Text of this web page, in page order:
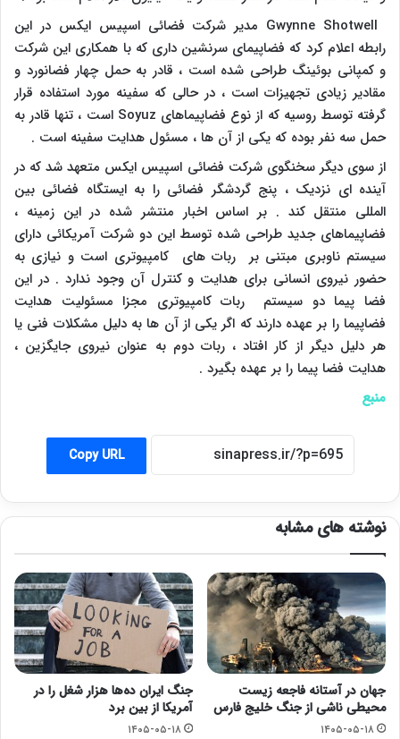
Gwynne Shotwell مدیر شرکت فضائی اسپیس ایکس در این
رابطه اعلام کرد که فضاپیمای سرنشین داری که با همکاری این شرکت
و کمپانی بوئینگ طراحی شده است ، قادر به حمل چهار فضانورد و
مقادیر زیادی تجهیزات است ، در حالی که سفینه مورد استفاده قرار
گرفته توسط روسیه که از نوع فضاپیماهای Soyuz است ، تنها قادر به
حمل سه نفر بوده که یکی از آن ها ، مسئول هدایت سفینه است .
از سوی دیگر سخنگوی شرکت فضائی اسپیس ایکس متعهد شد که در
آینده ای نزدیک ، پنج گردشگر فضائی را به ایستگاه فضائی بین
المللی منتقل کند . بر اساس اخبار منتشر شده در این زمینه ،
فضاپیماهای جدید طراحی شده توسط این دو شرکت آمریکائی دارای
سیستم ناوبری مبتنی بر ربات های کامپیوتری است و نیازی به
حضور نیروی انسانی برای هدایت و کنترل آن وجود ندارد . در این
فضا پیما دو سیستم ربات کامپیوتری مجزا مسئولیت هدایت
فضاپیما را بر عهده دارند که اگر یکی از آن ها به دلیل مشکلات فنی یا
هر دلیل دیگر از کار افتاد ، ربات دوم به عنوان نیروی جایگزین ،
هدایت فضا پیما را بر عهده بگیرد .
منبع
Copy URL
نوشته های مشابه
جهان در آستانه فاجعه زیست
محیطی ناشی از جنگ خلیج فارس
۱۴۰۵-۰۵-۱۸
جنگ ایران ده‌ها هزار شغل را در
آمریکا از بین برد
۱۴۰۵-۰۵-۱۸